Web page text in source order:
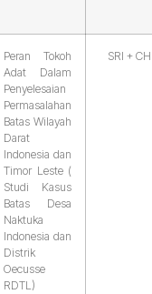
Peran Tokoh
Adat Dalam
Penyelesaian
Permasalahan
Batas Wilayah
Darat
Indonesia dan
Timor Leste (
Studi Kasus
Batas Desa
Naktuka
Indonesia dan
Distrik
Oecusse
RDTL)
SRI +